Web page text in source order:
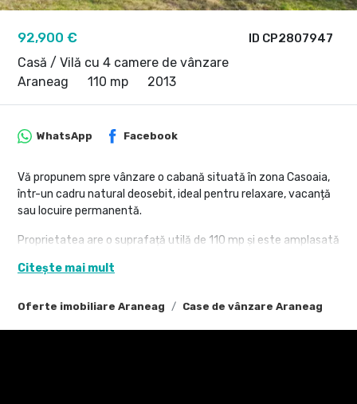
ID CP2807947
92,900 €
Casă / Vilă cu 4 camere de vânzare
Araneag
110 mp 2013
Oferte imobiliare Araneag Case de vânzare Araneag
WhatsApp Facebook
Vă propunem spre vânzare o cabană situată în zona Casoaia,
într-un cadru natural deosebit, ideal pentru relaxare, vacanță
sau locuire permanentă.
Proprietatea are o suprafață utilă de 110 mp și este amplasată
posibilități de amenajare.
Compartimentare:
sufragerie spațioasă
Citește mai mult